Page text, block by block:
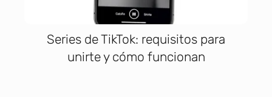
Series de TikTok: requisitos para
unirte y cómo funcionan